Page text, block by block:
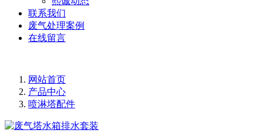
联系我们
废气处理案例
在线留言
网站首页
产品中心
喷淋塔配件